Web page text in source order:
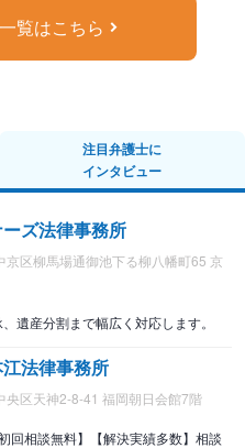
覧はこちら
注目弁護士に
インタビュー
ズ法律事務所
京区柳馬場通御池下る柳八幡町65 京
遺産分割まで幅広く対応します。
法律事務所
央区天神2-8-41 福岡朝日会館7階
回相談無料】【解決実績多数】相談